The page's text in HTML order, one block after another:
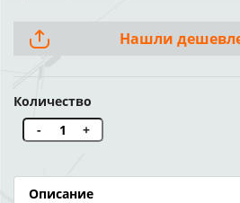
Нашли
Количество
-
+
Описание